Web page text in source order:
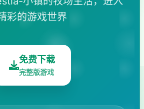
彩的游戏世界
免费下载
完整版游戏